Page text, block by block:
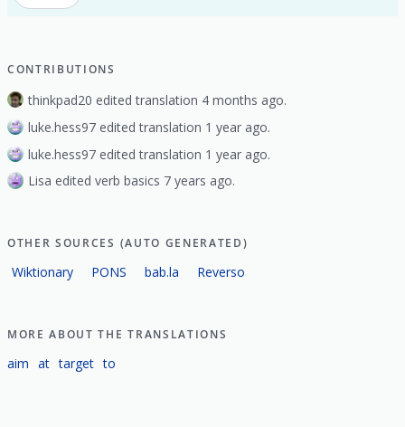
CONTRIBUTIONS
thinkpad20 edited translation 4 months ago.
luke.hess97 edited translation 1 year ago.
luke.hess97 edited translation 1 year ago.
Lisa edited verb basics 7 years ago.
OTHER SOURCES (AUTO GENERATED)
Wiktionary PONS bab.la Reverso
MORE ABOUT THE TRANSLATIONS
aim at target to